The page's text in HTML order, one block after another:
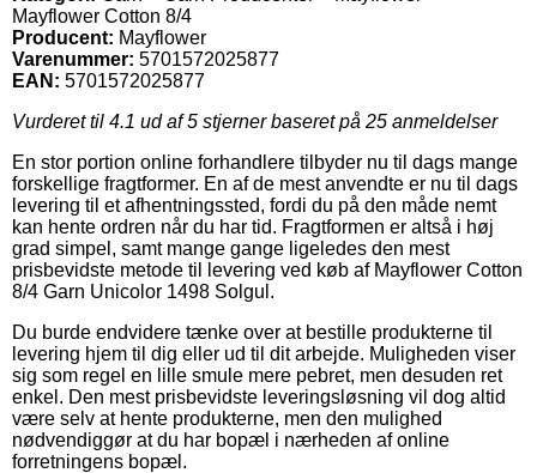
Mayflower Cotton 8/4
Producent: Mayflower
Varenummer: 5701572025877
EAN: 5701572025877
Vurderet til 4.1 ud af 5 stjerner baseret på 25 anmeldelser
En stor portion online forhandlere tilbyder nu til dags mange
forskellige fragtformer. En af de mest anvendte er nu til dags
levering til et afhentningssted, fordi du på den måde nemt
kan hente ordren når du har tid. Fragtformen er altså i høj
grad simpel, samt mange gange ligeledes den mest
prisbevidste metode til levering ved køb af Mayflower Cotton
8/4 Garn Unicolor 1498 Solgul.
Du burde endvidere tænke over at bestille produkterne til
levering hjem til dig eller ud til dit arbejde. Muligheden viser
sig som regel en lille smule mere pebret, men desuden ret
enkel. Den mest prisbevidste leveringsløsning vil dog altid
være selv at hente produkterne, men den mulighed
nødvendiggør at du har bopæl i nærheden af online
forretningens bopæl.